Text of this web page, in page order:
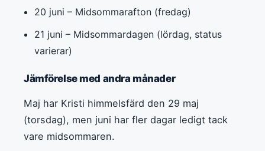
20 juni – Midsommarafton (fredag)
21 juni – Midsommardagen (lördag, status
varierar)
Jämförelse med andra månader
Maj har Kristi himmelsfärd den 29 maj
(torsdag), men juni har fler dagar ledigt tack
vare midsommaren.